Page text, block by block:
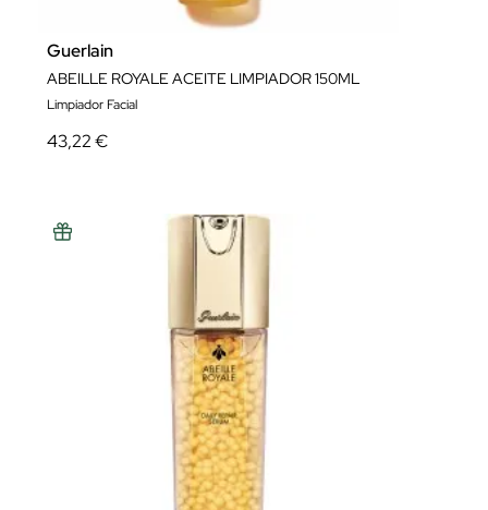
Guerlain
ABEILLE ROYALE ACEITE LIMPIADOR 150ML
Limpiador Facial
43,22 €